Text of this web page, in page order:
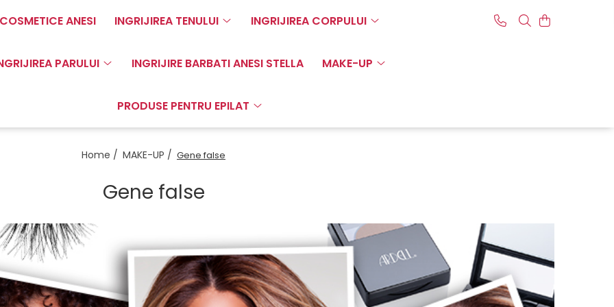
COSMETICE ANESI INGRIJIREA TENULUI INGRIJIREA CORPULUI
PARULUI INGRIJIRE BARBATI ANESI STELLA MAKE-UP
PRODUSE PENTRU EPILAT
Home / MAKE-UP / Gene false
Gene false